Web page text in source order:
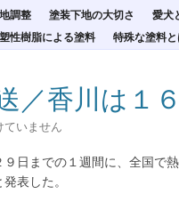
調整 塗装下地の大切さ 愛犬
性樹脂による塗料 特殊な塗料
／香川は１
ていません
日までの１週間に、全国で
表した。